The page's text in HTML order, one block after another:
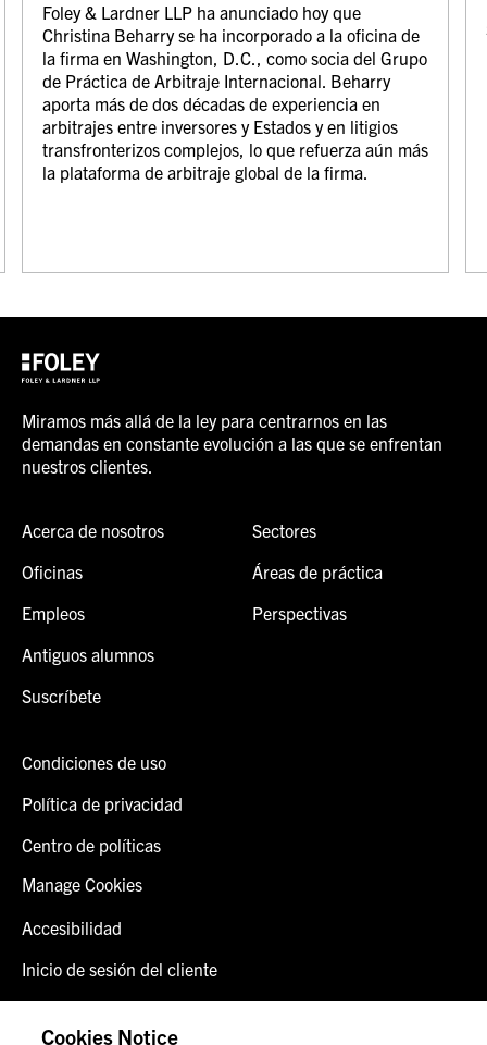
Foley & Lardner LLP ha anunciado hoy que
Christina Beharry se ha incorporado a la oficina de
la firma en Washington, D.C., como socia del Grupo
de Práctica de Arbitraje Internacional. Beharry
aporta más de dos décadas de experiencia en
arbitrajes entre inversores y Estados y en litigios
transfronterizos complejos, lo que refuerza aún más
la plataforma de arbitraje global de la firma.
Miramos más allá de la ley para centrarnos en las
demandas en constante evolución a las que se enfrentan
nuestros clientes.
Acerca de nosotros
Oficinas
Empleos
Antiguos alumnos
Suscríbete
Sectores
Áreas de práctica
Perspectivas
Condiciones de uso
Política de privacidad
Centro de políticas
Manage Cookies
Accesibilidad
Inicio de sesión del cliente
Cookies Notice